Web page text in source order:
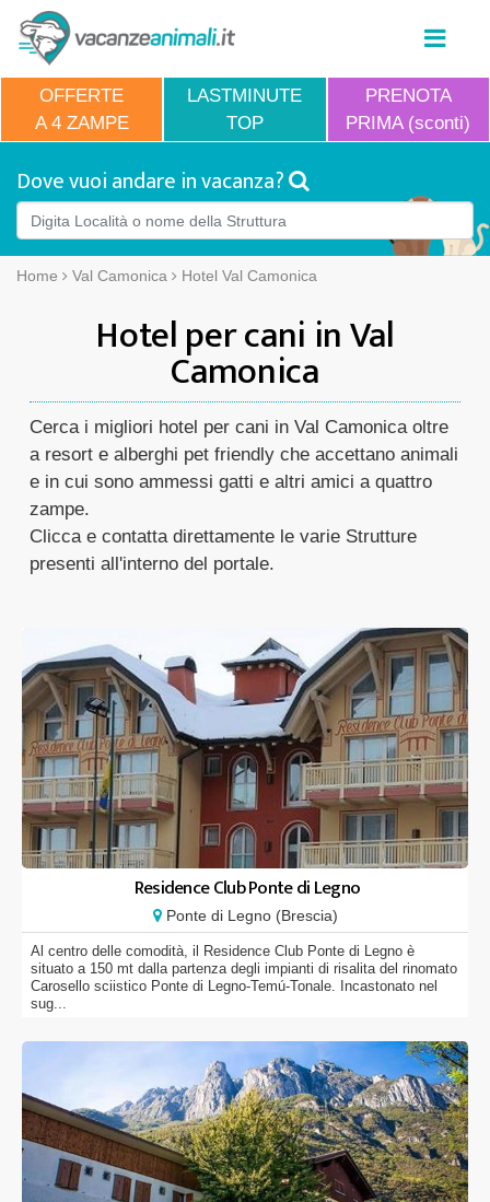
OFFERTE
A 4 ZAMPE
LASTMINUTE
TOP
PRENOTA
PRIMA (sconti)
Dove vuoi andare in vacanza?
Home Val Camonica Hotel Val Camonica
Hotel per cani in Val
Camonica
Cerca i migliori hotel per cani in Val Camonica oltre
a resort e alberghi pet friendly che accettano animali
e in cui sono ammessi gatti e altri amici a quattro
zampe.
Clicca e contatta direttamente le varie Strutture
presenti all'interno del portale.
Residence Club Ponte di Legno
Ponte di Legno (Brescia)
Al centro delle comodità, il Residence Club Ponte di Legno è
situato a 150 mt dalla partenza degli impianti di risalita del rinomato
Carosello sciistico Ponte di Legno-Temú-Tonale. Incastonato nel
sug...